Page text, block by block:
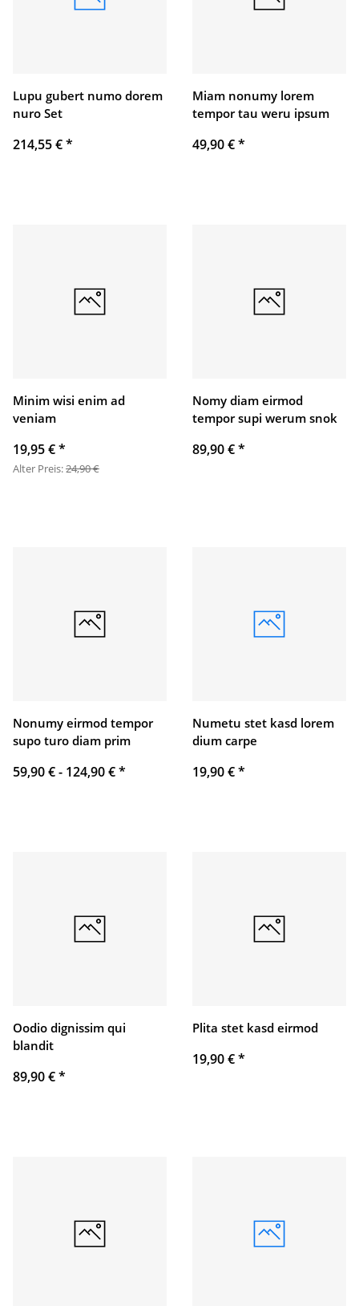
Lupu gubert numo dorem
nuro Set
214,55 €*
Miam nonumy lorem
tempor tau weru ipsum
49,90 €*
Minim wisi enim ad
veniam
19,95 €*
Alter Preis:24,90 €
Nomy diam eirmod
tempor supi werum snok
89,90 €*
Nonumy eirmod tempor
supo turo diam prim
59,90 € - 124,90 €*
Numetu stet kasd lorem
dium carpe
19,90 €*
Oodio dignissim qui
blandit
89,90 €*
Plita stet kasd eirmod
19,90 €*